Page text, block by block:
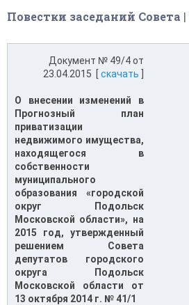
Повестки заседаний Совета |
Документ № 49/4 от
23.04.2015 [ скачать
О внесении изменений в
Прогнозный план
приватизации
недвижимого имущества,
находящегося в
собственности
муниципального
образования «городской
округ Подольск
Московской области», на
2015 год, утвержденный
решением Совета
депутатов городского
округа Подольск
Московской области от
13 октября 2014 г. № 41/1